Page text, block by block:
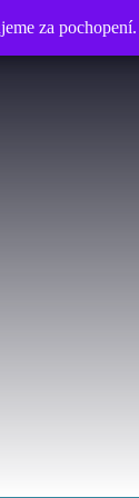
za pochopení.
za pochopení.